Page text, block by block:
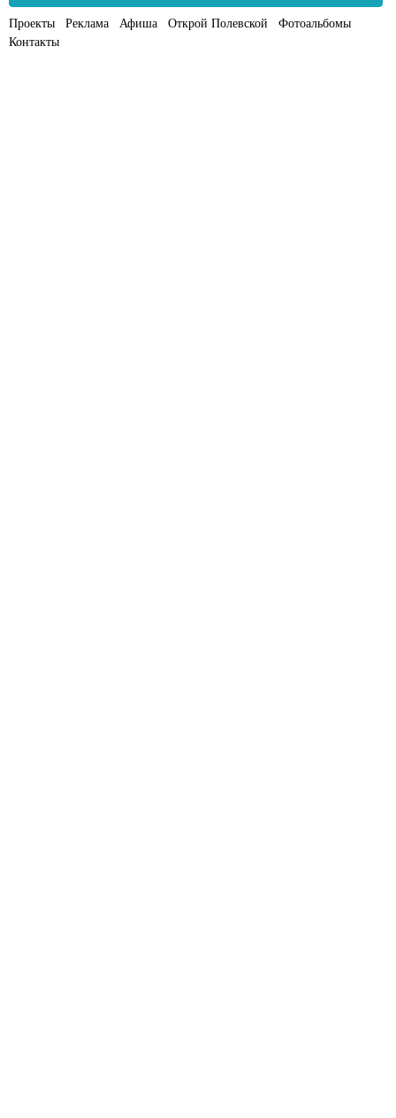
Проекты Реклама Афиша Открой Полевской
Фотоальбомы
Контакты